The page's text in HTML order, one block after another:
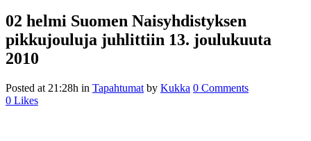
02 helmi Suomen Naisyhdistyksen
pikkujouluja juhlittiin 13. joulukuuta
2010
Posted at 21:28h in Tapahtumat by Kukka 0 Comments
0 Likes